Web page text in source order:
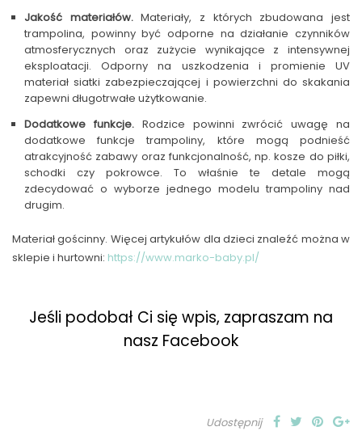
Jakość materiałów.Materiały, z których zbudowana jest
trampolina, powinny być odporne na działanie czynników
atmosferycznych oraz zużycie wynikające z intensywnej
eksploatacji. Odporny na uszkodzenia i promienie UV
materiał siatki zabezpieczającej i powierzchni do skakania
zapewni długotrwałe użytkowanie.
Dodatkowe funkcje. Rodzice powinni zwrócić uwagę na
dodatkowe funkcje trampoliny, które mogą podnieść
atrakcyjność zabawy oraz funkcjonalność, np. kosze do piłki,
schodki czy pokrowce. To właśnie te detale mogą
zdecydować o wyborze jednego modelu trampoliny nad
drugim.
Materiał gościnny. Więcej artykułów dla dzieci znaleźć można w
sklepie i hurtowni: https://www.marko-baby.pl/
Jeśli podobał Ci się wpis, zapraszam na
nasz Facebook
Udostępnij